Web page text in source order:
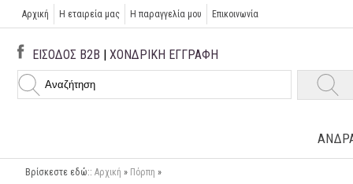
Αρχική Η εταιρεία μας H παραγγελία μου Επικοινωνία
ΕΙΣΟΔΟΣ B2B | ΧΟΝΔΡΙΚΗ ΕΓΓΡΑΦΗ
Βρίσκεστε εδώ:: Αρχική » Πόρπη »